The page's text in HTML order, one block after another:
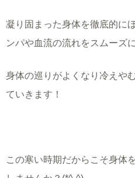
凝り固まった身体を徹底的に
ンパや血流の流れをスムーズに
身体の巡りがよくなり冷えや
ていきます！
この寒い時期だからこそ身体